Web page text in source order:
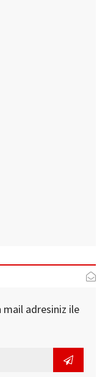
adresiniz ile